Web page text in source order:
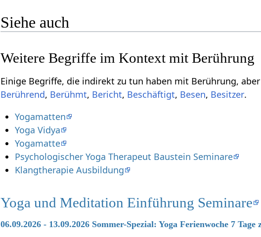
Siehe auch
Einige
, , , , ,
.
Yogamatten
Yoga Vidya
Yogamatte
Psychologischer Yoga Therapeut Baustein Seminare
Klangtherapie Ausbildung
Yoga und Meditation Einführung Seminare
06.09.2026 - 13.09.2026 Sommer-Spezial: Yoga Ferienwoche 7 Tage